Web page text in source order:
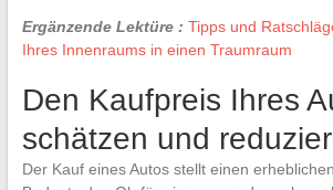
Ergänzende Lektüre : Tipps und
Ihres Innenraums in einen Traumraum
Den Kaufpreis Ihres
schätzen und
Der Kauf eines Autos stellt einen